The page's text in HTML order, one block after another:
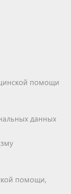
помощи
данных
помощи,